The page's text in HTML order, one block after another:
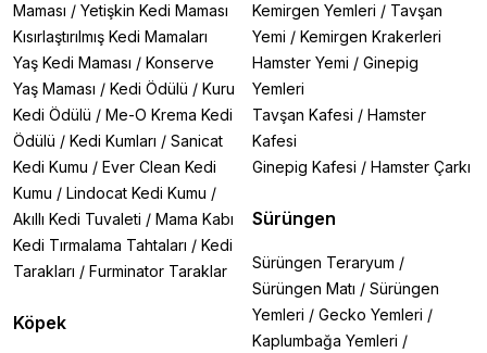
Maması / Yetişkin Kedi Maması
Kısırlaştırılmış Kedi Mamaları
Yaş Kedi Maması / Konserve
Yaş Maması / Kedi Ödülü / Kuru
Kedi Ödülü / Me-O Krema Kedi
Ödülü / Kedi Kumları / Sanicat
Kedi Kumu / Ever Clean Kedi
Kumu / Lindocat Kedi Kumu /
Akıllı Kedi Tuvaleti / Mama Kabı
Kedi Tırmalama Tahtaları / Kedi
Tarakları / Furminator Taraklar
Köpek
Kemirgen Yemleri / Tavşan
Yemi / Kemirgen Krakerleri
Hamster Yemi / Ginepig
Yemleri
Tavşan Kafesi / Hamster
Kafesi
Ginepig Kafesi / Hamster Çarkı
Sürüngen
Sürüngen Teraryum /
Sürüngen Matı / Sürüngen
Yemleri / Gecko Yemleri /
Kaplumbağa Yemleri /